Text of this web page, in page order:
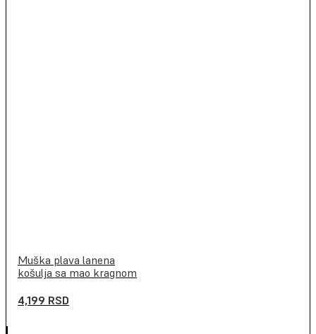
Muška plava lanena
košulja sa mao kragnom
4,199 RSD